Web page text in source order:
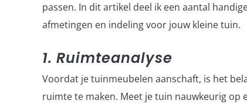
passen. In dit artikel deel ik een aantal
afmetingen en indeling voor jouw kleine tuin.
1. Ruimteanalyse
Voordat je tuinmeubelen aanschaft, is het
ruimte te maken. Meet je tuin nauwkeurig op